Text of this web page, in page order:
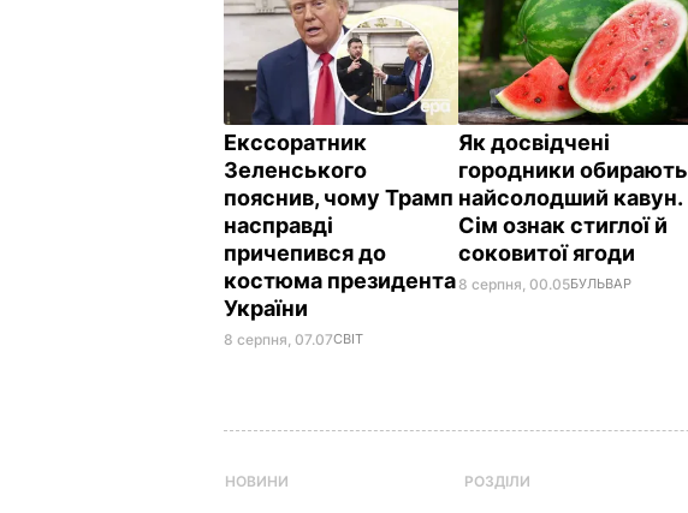
Екссоратник
Зеленського
пояснив, чому Трамп
насправді
причепився до
костюма президента
України
8 серпня, 07.07СВІТ
Як досвідчені
городники обирають
найсолодший кавун.
Сім ознак стиглої й
соковитої ягоди
8 серпня, 00.05БУЛЬВАР
НОВИНИ РОЗДІЛИ